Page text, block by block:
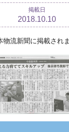
掲載日
2018.10.10
物流新聞に掲載され